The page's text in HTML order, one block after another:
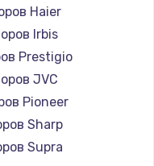
NFC
Haier
Irbis
Prestigio
JVC
Pioneer
Sharp
Supra